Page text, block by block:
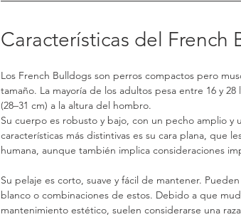
Características del French
Los French Bulldogs son perros compactos pero
tamaño. La mayoría de los adultos pesa entre 16 y
(28–31 cm) a la altura del hombro.
Su cuerpo es robusto y bajo, con un pecho amplio y
características más distintivas es su cara plana, que
humana, aunque también implica consideraciones
Su pelaje es corto, suave y fácil de mantener.
blanco o combinaciones de estos. Debido a que
mantenimiento estético, suelen considerarse una